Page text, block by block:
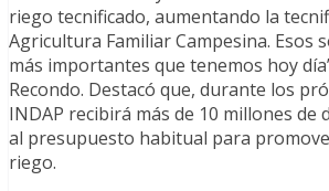
riego tecnificado, aumentando la
Agricultura Familiar Campesina. Esos
más importantes que tenemos hoy
Recondo. Destacó que, durante los
INDAP recibirá más de 10 millones de
al presupuesto habitual para
riego.